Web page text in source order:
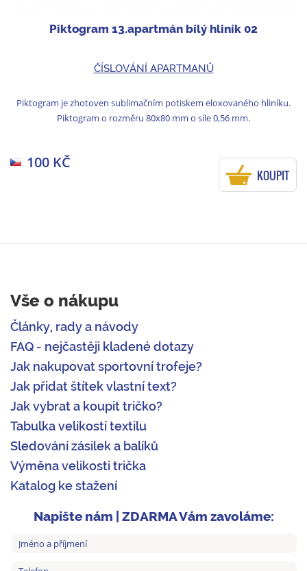
Piktogram 13.apartmán bílý hliník 02
ČÍSLOVÁNÍ APARTMANŮ
Piktogram je zhotoven sublimačním potiskem eloxovaného hliníku.
Piktogram o rozměru 80x80 mm o síle 0,56 mm.
100 KČ
KOUPIT
Vše o nákupu
Články, rady a návody
FAQ - nejčastěji kladené dotazy
Jak nakupovat sportovní trofeje?
Jak přidat štítek vlastní text?
Jak vybrat a koupit tričko?
Tabulka velikostí textilu
Sledování zásilek a balíků
Výměna velikosti trička
Katalog ke stažení
Napište nám | ZDARMA Vám zavoláme: